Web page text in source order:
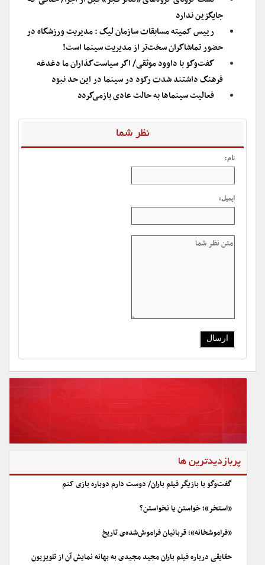
جایگزین ندارد
رییس کمیته مسابقات سازمان لیگ : مدیریت ورزشگاه در
حضور تماشاگران سخت‌تر از مدیریت سینما است!
گفت‌وگو با داوود موثقی/ اگر سیاست‌گذاران ما دغدغه
فرهنگ داشتند شدت رکود در سینما در این حد نبود
فعالیت سینماها به حالت عادی بازمی‌گردد
نظر شما
نام:
ایمیل:
پربازدیدترین ها
گفت‌وگو با بازیگر فیلم باران/ دوست دارم دوباره بازی کنم
«استخر»؛ خواستن یا نخواستن؟
«فراموشخانه»؛ قربانیان فراموش‌شده‌ی تاریخ
حقایقی درباره فیلم باران مجید مجیدی به بهانه نمایش آن از تلویزیون